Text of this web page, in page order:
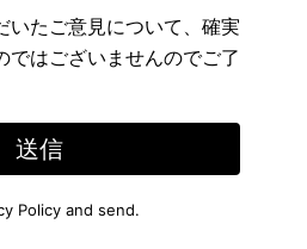
いたご意見について、確実
ではございませんのでご了
送信
Policy and send.